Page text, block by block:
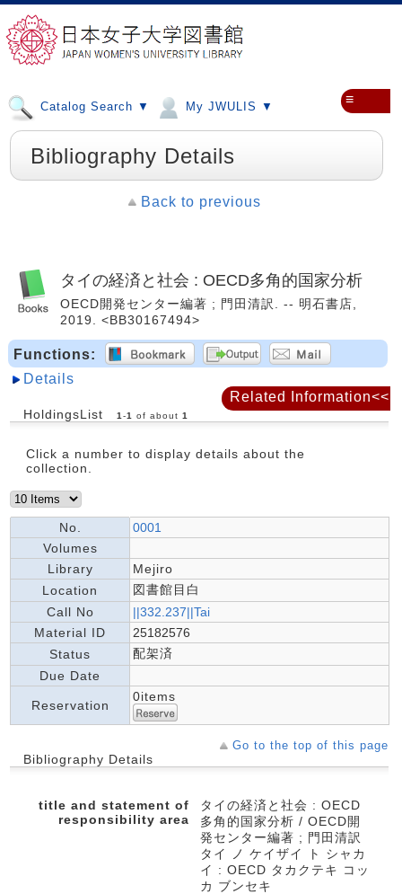
Catalog Search ▼ My JWULIS ▼ ≡
Bibliography Details
Back to previous
タイの経済と社会 : OECD多角的国家分析
OECD開発センター編著 ; 門田清訳. -- 明石書店,
2019. <BB30167494>
Functions:
Details
HoldingsList 1 -1 of about 1
Click a number to display details about the
collection.
No.
0001
Volumes
Library
Mejiro
Location
図書館目白
Call No
||332.237||Tai
Material ID
25182576
Status
配架済
Due Date
Reservation
0items
Go to the top of this page
Bibliography Details
title and statement of
responsibility area
タイの経済と社会 : OECD
多角的国家分析 / OECD開
発センター編著 ; 門田清訳
タイ ノ ケイザイ ト シャカ
イ : OECD タカクテキ コッ
カ ブンセキ
Related Information<<